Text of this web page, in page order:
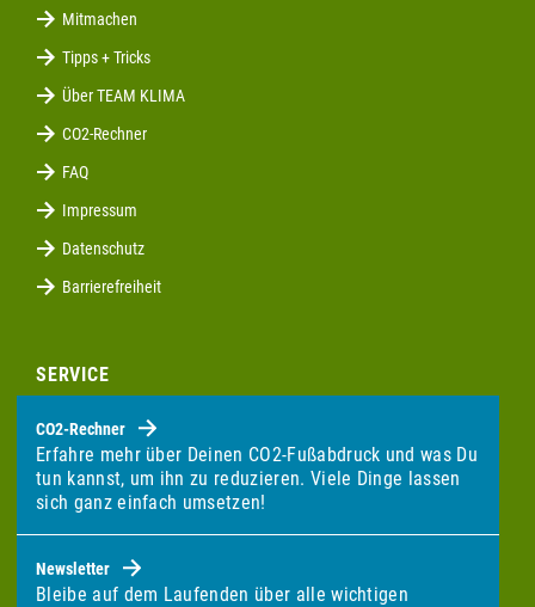
Mitmachen
Tipps + Tricks
Über TEAM KLIMA
CO2-Rechner
FAQ
Impressum
Datenschutz
Barrierefreiheit
SERVICE
CO2-Rechner
Erfahre mehr über Deinen CO2-Fußabdruck und was Du
tun kannst, um ihn zu reduzieren. Viele Dinge lassen
sich ganz einfach umsetzen!
Newsletter
Bleibe auf dem Laufenden über alle wichtigen